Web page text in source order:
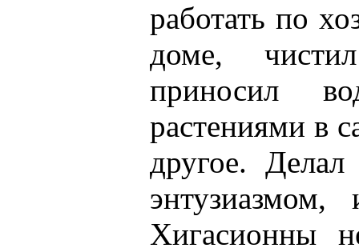
работать по
доме,
приносил
растениями в
другое.
Хигасионны